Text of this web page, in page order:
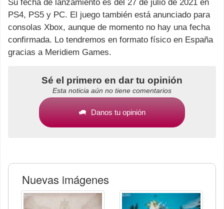
Su fecha de lanzamiento es del 27 de julio de 2021 en
PS4, PS5 y PC. El juego también está anunciado para
consolas Xbox, aunque de momento no hay una fecha
confirmada. Lo tendremos en formato físico en España
gracias a Meridiem Games.
Sé el primero en dar tu opinión
Esta noticia aún no tiene comentarios
Danos tu opinión
Nuevas imágenes